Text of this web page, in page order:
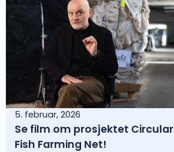
5. februar, 2026
Se film om prosjektet Circular
Fish Farming Net!